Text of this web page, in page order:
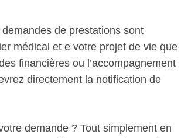
de prestations sont
médical et e votre projet de vie que
financières ou l’accompagnement
directement la notification de
demande ? Tout simplement en